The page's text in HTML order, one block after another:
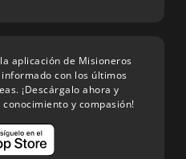
aplicación de Misioneros
con los últimos
¡Descárgalo ahora y
y compasión!